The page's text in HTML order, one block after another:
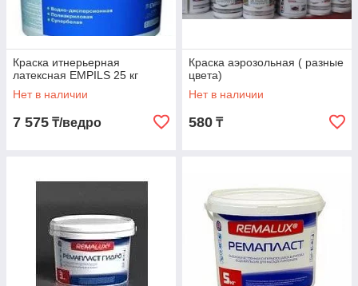
Краска итнерьерная
латексная EMPILS 25 кг
Нет в наличии
7 575 ₸/ведро
Краска аэрозольная ( разные
цвета)
Нет в наличии
580 ₸